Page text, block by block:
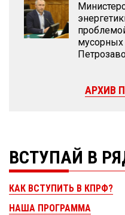
АРХИВ
ВСТУПАЙ В
КАК ВСТУПИТЬ В КПРФ?
НАША ПРОГРАММА